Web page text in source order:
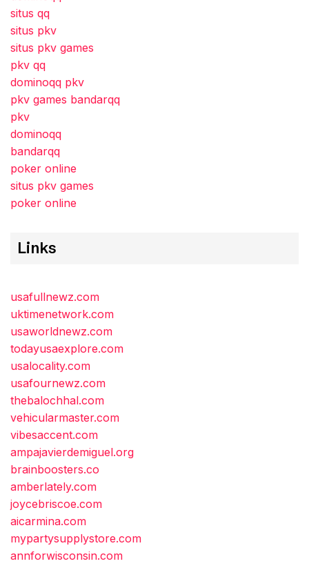
situs qq
situs pkv
situs pkv games
pkv qq
dominoqq pkv
pkv games bandarqq
pkv
dominoqq
bandarqq
poker online
situs pkv games
poker online
Links
usafullnewz.com
uktimenetwork.com
usaworldnewz.com
todayusaexplore.com
usalocality.com
usafournewz.com
thebalochhal.com
vehicularmaster.com
vibesaccent.com
ampajavierdemiguel.org
brainboosters.co
amberlately.com
joycebriscoe.com
aicarmina.com
mypartysupplystore.com
annforwisconsin.com